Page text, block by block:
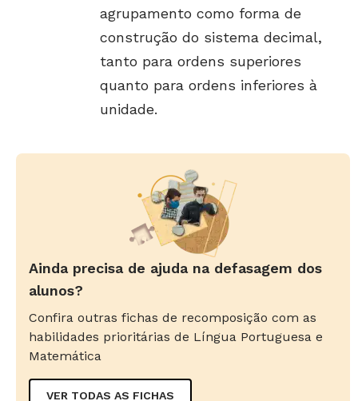
agrupamento como forma de
construção do sistema decimal,
tanto para ordens superiores
quanto para ordens inferiores à
unidade.
Ainda precisa de ajuda na defasagem dos
alunos?
Confira outras fichas de recomposição com as
habilidades prioritárias de Língua Portuguesa e
Matemática
VER TODAS AS FICHAS